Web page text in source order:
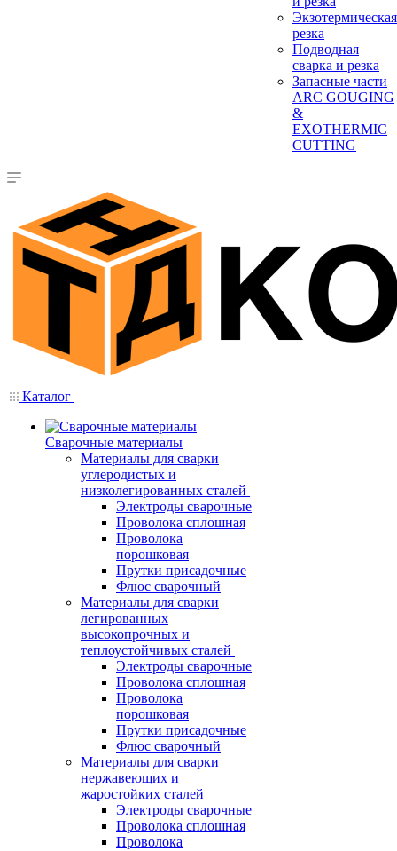
Экзотермическая
резка
Подводная
сварка и резка
Запасные части
ARC GOUGING
&
EXOTHERMIC
CUTTING
Каталог
Сварочные материалы
Материалы для сварки
углеродистых и
низколегированных сталей
Электроды сварочные
Проволока сплошная
Проволока
порошковая
Прутки присадочные
Флюс сварочный
Материалы для сварки
легированных
высокопрочных и
теплоустойчивых сталей
Электроды сварочные
Проволока сплошная
Проволока
порошковая
Прутки присадочные
Флюс сварочный
Материалы для сварки
нержавеющих и
жаростойких сталей
Электроды сварочные
Проволока сплошная
Проволока